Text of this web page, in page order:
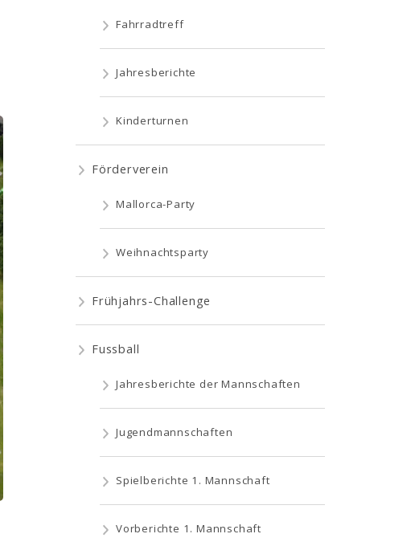
Fahrradtreff
Jahresberichte
Kinderturnen
Förderverein
Mallorca-Party
Weihnachtsparty
Frühjahrs-Challenge
Fussball
Jahresberichte der Mannschaften
Jugendmannschaften
Spielberichte 1. Mannschaft
Vorberichte 1. Mannschaft